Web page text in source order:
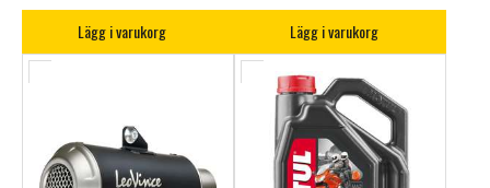
Lägg i varukorg Lägg i varukorg